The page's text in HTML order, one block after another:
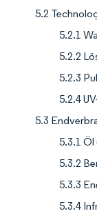
5.2
5.2.1
5.2.2
5.2.3
5.2.4
5.3
5.3.1 Öl
5.3.2
5.3.3
5.3.4